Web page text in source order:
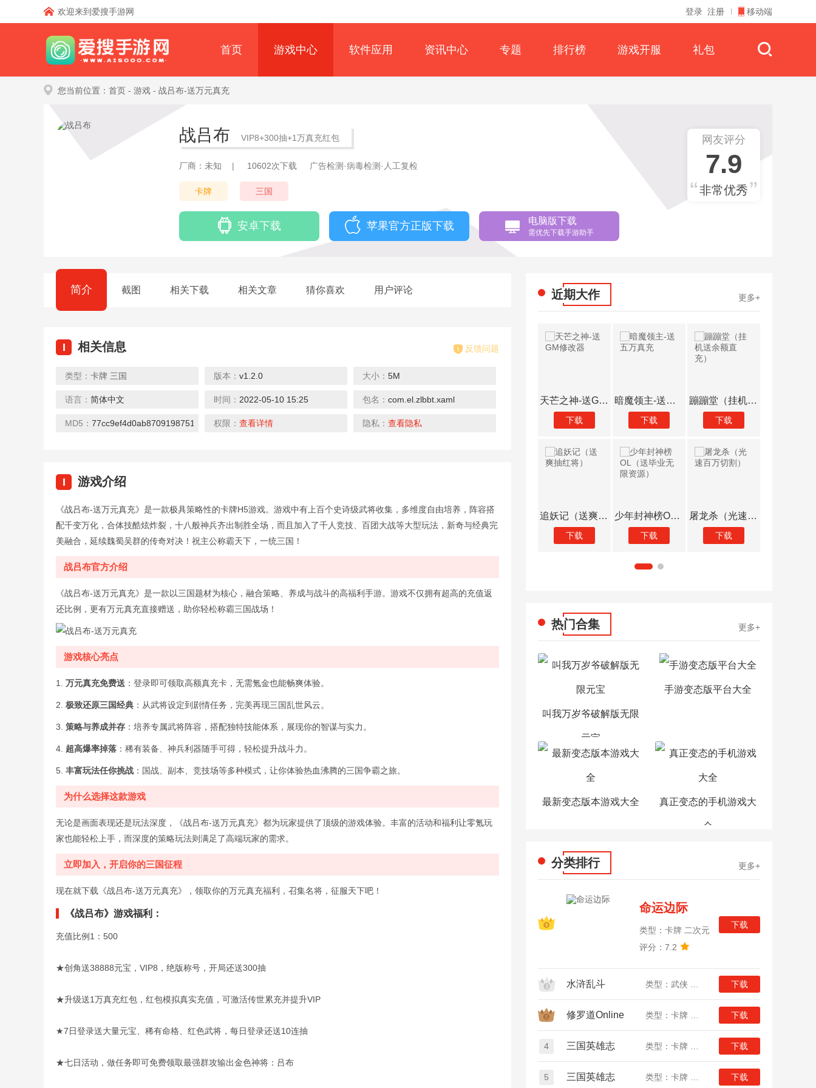
欢迎来到爱搜手游网 登录 注册 移动端
首页 游戏中心 软件应用 资讯中心 专题 排行榜 游戏开服 礼包
您当前位置： 首页 - 游戏 - 战吕布-送万元真充
战吕布 VIP8+300抽+1万真充红包
厂商：未知 | 10602次下载 广告检测·病毒检测·人工复检
卡牌 三国
安卓下载 苹果官方正版下载 电脑版下载
需优先下载手游助手
网友评分
7.9
非常优秀
简介 截图 相关下载 相关文章 猜你喜欢 用户评论
I 相关信息 反馈问题
类型： 卡牌 三国 版本： v1.2.0 大小： 5M
语言： 简体中文 时间： 2022-05-10 15:25 包名： com.el.zlbbt.xaml
MD5： 77cc9ef4d0ab8709198751b8e2706fcc
权限： 查看详情 隐私： 查看隐私
I 游戏介绍
《战吕布-送万元真充》是一款极具策略性的卡牌H5游戏。游戏中有上百个史诗级武将收集，多维度自由培养，阵容搭
配千变万化，合体技酷炫炸裂，十八般神兵齐出制胜全场，而且加入了千人竞技、百团大战等大型玩法，新奇与经典完
美融合，延续魏蜀吴群的传奇对决！祝主公称霸天下，一统三国！
战吕布官方介绍
《战吕布-送万元真充》是一款以三国题材为核心，融合策略、养成与战斗的高福利手游。游戏不仅拥有超高的充值返
还比例，更有万元真充直接赠送，助你轻松称霸三国战场！
游戏核心亮点
1. 万元真充免费送 ：登录即可领取高额真充卡，无需氪金也能畅爽体验。
2. 极致还原三国经典 ：从武将设定到剧情任务，完美再现三国乱世风云。
3. 策略与养成并存 ：培养专属武将阵容，搭配独特技能体系，展现你的智谋与实力。
4. 超高爆率掉落 ：稀有装备、神兵利器随手可得，轻松提升战斗力。
5. 丰富玩法任你挑战 ：国战、副本、竞技场等多种模式，让你体验热血沸腾的三国争霸之旅。
为什么选择这款游戏
无论是画面表现还是玩法深度，《战吕布-送万元真充》都为玩家提供了顶级的游戏体验。丰富的活动和福利让零氪玩
家也能轻松上手，而深度的策略玩法则满足了高端玩家的需求。
立即加入，开启你的三国征程
现在就下载《战吕布-送万元真充》，领取你的万元真充福利，召集名将，征服天下吧！
《战吕布》游戏福利：
充值比例1：500
★创角送38888元宝，VIP8，绝版称号，开局还送300抽
★升级送1万真充红包，红包模拟真实充值，可激活传世累充并提升VIP
★7日登录送大量元宝、稀有命格、红色武将，每日登录还送10连抽
★七日活动，做任务即可免费领取最强群攻输出金色神将：吕布
近期大作 更多+
下载
魔霸（送炫酷坐骑）
下载
众神大陆（元宇宙地藏养龙）
下载
猫咪大陆（送GM毕业阵容）
下载
富甲萌国（狂飙强哥送豪礼）
天芒之神-送GM修改器
下载
蹦蹦堂（挂机送余额直充）
追妖记（送爽抽红将） 少年封神榜OL（送毕业无限资源） 屠龙杀（光速百万切割）
皇者（无限648提充器） 魔霸（送炫酷坐骑）
众神大陆（元宇宙地藏养龙） 猫咪大陆（送GM毕业阵容）
热门合集 更多+
叫我万岁爷破解版无限
元宝
手游变态版平台大全
最新变态版本游戏大全 真正变态的手机游戏大
全
分类排行 更多+
命运边际
类型：卡牌 二次元
评分：7.2
下载
水浒乱斗 下载
修罗道Online 下载
4 三国英雄志 下载
5 三国英雄志 下载